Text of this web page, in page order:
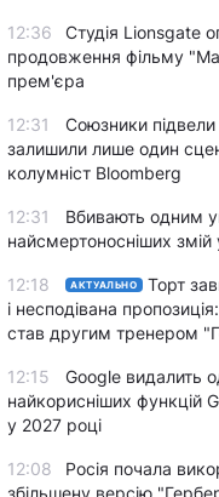
12:36
Студія Lionsgate
продовження фільму
прем'єра
12:31
Союзники підвели
залишили лише один
колумніст Bloomberg
12:31
Вбивають одним
найсмертоносніших змій
12:18 АКТУАЛЬНО
Торт
і несподівана
став другим тренером
12:15
Google видалить
найкорисніших функцій
у 2027 році
12:08
Росія почала
збільшену версію